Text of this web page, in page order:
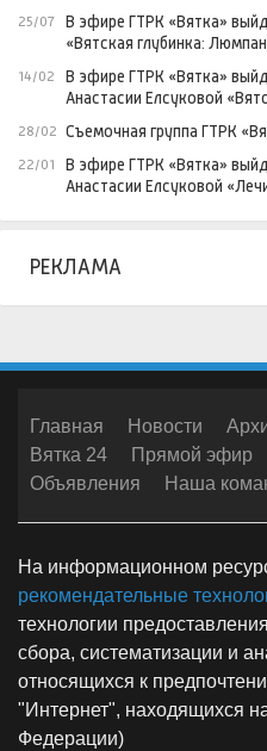
25/07
В эфире ГТРК «Вятка»
«Вятская глубинка:
14/02
В эфире ГТРК «Вятка»
Анастасии Елсуковой
28/02 Съемочная группа ГТРК
22/01
В эфире ГТРК «Вятка»
Анастасии Елсуковой
РЕКЛАМА
Главная Новости
Вятка 24
Прямой эфир
Объявления
Наша
На информационном
рекомендательные
технологии
сбора, систематизации и
относящихся к
"Интернет", находящихся
Федерации)